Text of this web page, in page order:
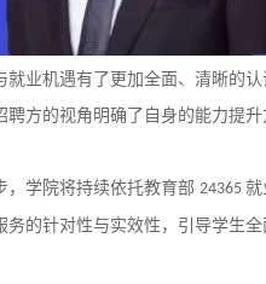
业机遇有了更加全面、清晰的
方的视角明确了自身的能力提
，学院将持续依托教育部 24365 就
的针对性与实效性，引导学生